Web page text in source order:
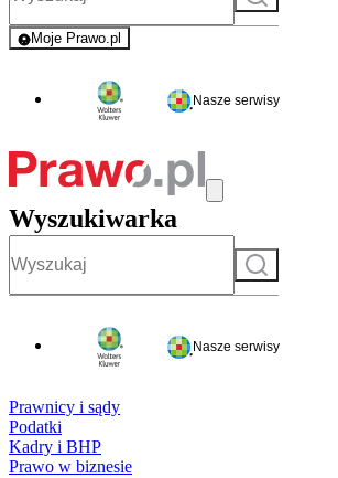
Moje Prawo.pl
- rejestracja i logowanie do serwisu
Nasze serwisy
Wyszukiwarka
Szukaj
Nasze serwisy
Prawnicy i sądy
Podatki
Kadry i BHP
Prawo w biznesie